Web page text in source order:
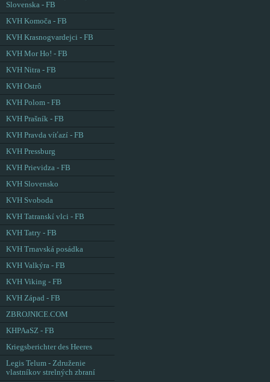
Slovenska - FB
KVH Komoča - FB
KVH Krasnogvardejci - FB
KVH Mor Ho! - FB
KVH Nitra - FB
KVH Ostrô
KVH Polom - FB
KVH Prašník - FB
KVH Pravda víťazí - FB
KVH Pressburg
KVH Prievidza - FB
KVH Slovensko
KVH Svoboda
KVH Tatranskí vlci - FB
KVH Tatry - FB
KVH Trnavská posádka
KVH Valkýra - FB
KVH Viking - FB
KVH Západ - FB
ZBROJNICE.COM
KHPAaSZ - FB
Kriegsberichter des Heeres
Legis Telum - Združenie
vlastníkov strelných zbraní